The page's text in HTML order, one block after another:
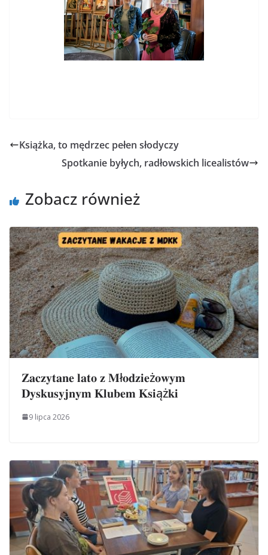
Książka, to mędrzec pełen słodyczy
Spotkanie byłych, radłowskich licealistów
Zobacz również
𝐙𝐚𝐜𝐳𝐲𝐭𝐚𝐧𝐞 𝐥𝐚𝐭𝐨 𝐳 𝐌ł𝐨𝐝𝐳𝐢𝐞ż𝐨𝐰𝐲𝐦
𝐃𝐲𝐬𝐤𝐮𝐬𝐲𝐣𝐧𝐲𝐦 𝐊𝐥𝐮𝐛𝐞𝐦 𝐊𝐬𝐢ąż𝐤𝐢
9 lipca 2026